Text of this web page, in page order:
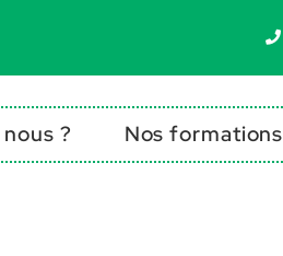
? Nos formations